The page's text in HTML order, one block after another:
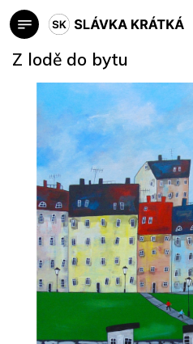
Přejít
na
Z lodě do bytu